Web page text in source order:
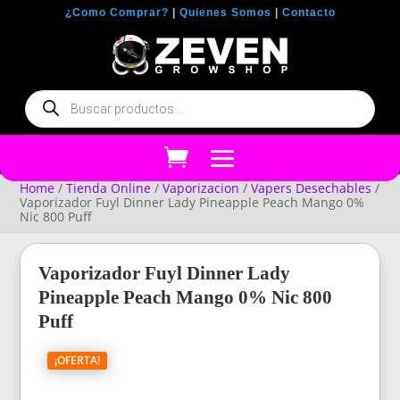
¿Como Comprar? Quienes Somos Contacto
Búsqueda
de
productos
Home /Tienda Online /Vaporizacion /Vapers Desechables /
Vaporizador Fuyl Dinner Lady Pineapple Peach Mango 0%
Nic 800 Puff
Vaporizador Fuyl Dinner Lady
Pineapple Peach Mango 0% Nic 800
Puff
¡OFERTA!